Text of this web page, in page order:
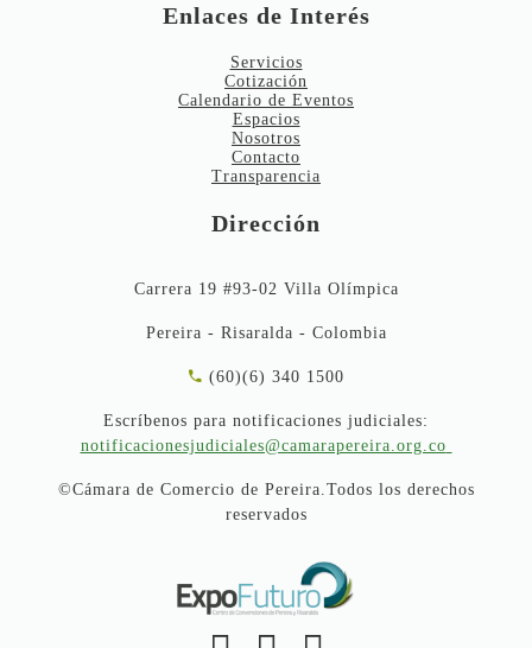
Enlaces de Interés
Servicios
Cotización
Calendario de Eventos
Espacios
Nosotros
Contacto
Transparencia
Dirección
Carrera 19 #93-02 Villa Olímpica
Pereira - Risaralda - Colombia
(60)(6) 340 1500
Escríbenos para notificaciones judiciales:
notificacionesjudiciales@camarapereira.org.co
©Cámara de Comercio de Pereira.Todos los derechos
reservados